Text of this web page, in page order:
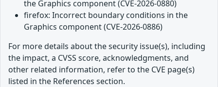
the Graphics component (CVE-2026-0880)
firefox: Incorrect boundary conditions in the
Graphics component (CVE-2026-0886)
For more details about the security issue(s), including
the impact, a CVSS score, acknowledgments, and
other related information, refer to the CVE page(s)
listed in the References section.